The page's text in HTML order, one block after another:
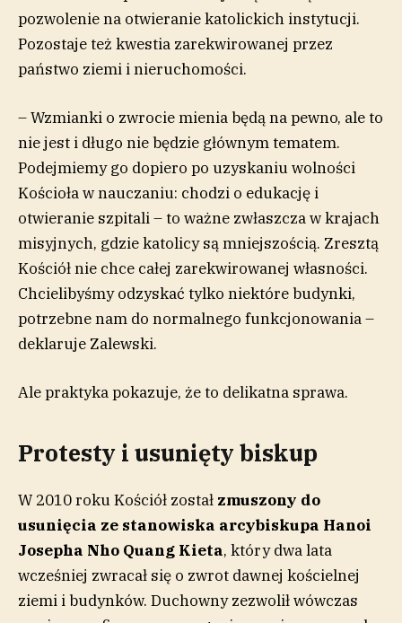
pozwolenie na otwieranie katolickich instytucji.
Pozostaje też kwestia zarekwirowanej przez
państwo ziemi i nieruchomości.
– Wzmianki o zwrocie mienia będą na pewno, ale to
nie jest i długo nie będzie głównym tematem.
Podejmiemy go dopiero po uzyskaniu wolności
Kościoła w nauczaniu: chodzi o edukację i
otwieranie szpitali – to ważne zwłaszcza w krajach
misyjnych, gdzie katolicy są mniejszością. Zresztą
Kościół nie chce całej zarekwirowanej własności.
Chcielibyśmy odzyskać tylko niektóre budynki,
potrzebne nam do normalnego funkcjonowania –
deklaruje Zalewski.
Ale praktyka pokazuje, że to delikatna sprawa.
Protesty i usunięty biskup
W 2010 roku Kościół został zmuszony do
usunięcia ze stanowiska arcybiskupa Hanoi
Josepha Nho Quang Kieta, który dwa lata
wcześniej zwracał się o zwrot dawnej kościelnej
ziemi i budynków. Duchowny zezwolił wówczas